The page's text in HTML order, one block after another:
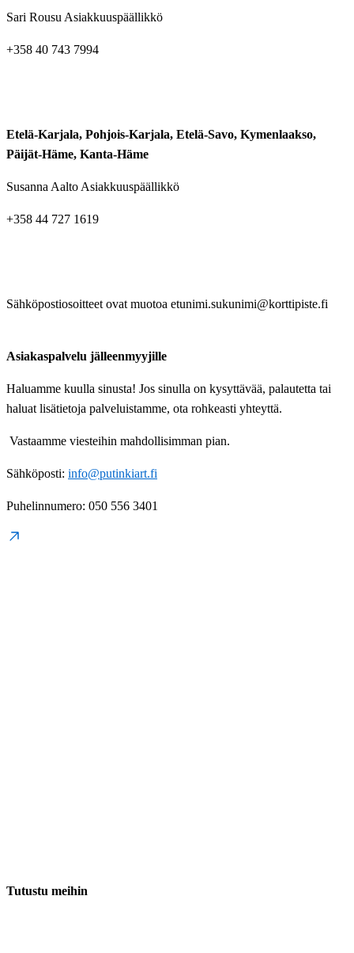
Sari Rousu Asiakkuuspäällikkö
+358 40 743 7994
Etelä-Karjala, Pohjois-Karjala, Etelä-Savo, Kymenlaakso,
Päijät-Häme, Kanta-Häme
Susanna Aalto Asiakkuuspäällikkö
+358 44 727 1619
Sähköpostiosoitteet ovat muotoa etunimi.sukunimi@korttipiste.fi
Asiakaspalvelu jälleenmyyjille
Haluamme kuulla sinusta! Jos sinulla on kysyttävää, palautetta tai
haluat lisätietoja palveluistamme, ota rohkeasti yhteyttä.
Vastaamme viesteihin mahdollisimman pian.
Sähköposti: info@putinkiart.fi
Puhelinnumero: 050 556 3401
Tutustu meihin